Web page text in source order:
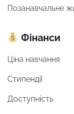
Позанавчальне
Фінанси
Ціна навчання
Стипендії
Доступність